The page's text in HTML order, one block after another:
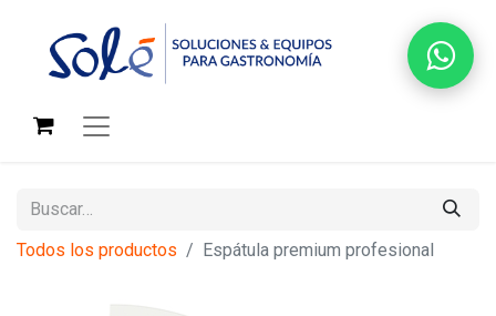
Todos los productos Espátula premium profesional